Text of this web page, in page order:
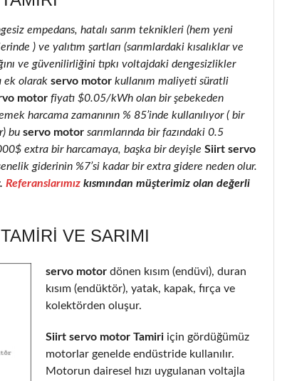
empedans, hatalı sarım teknikleri (hem yeni
) ve yalıtım şartları (sarımlardaki kısalıklar ve
ve güvenilirliğini tıpkı voltajdaki dengesizlikler
ek olarak servo motor kullanım maliyeti süratli
motor fiyatı $0.05/kWh olan bir şebekeden
harcama zamanının % 85’inde kullanılıyor ( bir
bu servo motor sarımlarında bir fazındaki 0.5
extra bir harcamaya, başka bir deyişle Siirt servo
giderinin %7’si kadar bir extra gidere neden olur.
Referanslarımız kısmından müşterimiz olan değerli
VE SARIMI
servo motor dönen kısım (endüvi), duran
kısım (endüktör), yatak, kapak, fırça ve
kolektörden oluşur.
Siirt servo motor Tamiri için gördüğümüz
motorlar genelde endüstride kullanılır.
Motorun dairesel hızı uygulanan voltajla